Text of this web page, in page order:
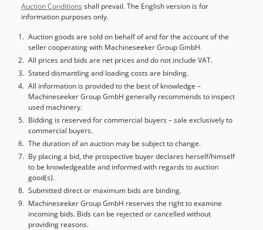
máquina: 9598 Fabricante: Ki-Heung Modelo: U1050
Comando: HeidenHain iTNC530 Ano de fabricação: 2014
Cabeçote automático A4, indexação 2,5 x 2,5 graus Curso X:
2500mm Curso Y: 1050mm Curso Z: 1600mm Comprimento
da mesa: 2700mm Largura da mesa: 900mm Capacidade
de carga da mesa: 10000kg Potência do spindle: 38kW
Velocidade do spindle: 4000rpm Porta-ferramentas:
50ISO/Bt/Mk Avanço eixo X: 16000mm/min Avanço eixo Y:
16000mm/min Avanço eixo Z: 16000mm/min Cabeça de
fresagem automática com indexação: 2,5 x 2,5°
Comprimento: 7000mm Largura: 6000mm Altura: 3440mm
Peso: 24000kg Djdpfxsy Ew Suo Anrjkr Nota: As
informações nesta página foram compiladas de acordo
com nosso melhor conhecimento e, sempre que possível,
obtidas do fabricante. Os dados são fornecidos de boa fé,
mas a precisão não pode ser garantida. Portanto, não
constituem uma oferta vinculativa ou condição contratual.
Recomendamos verificar todos os dados essenciais.
Auction Conditions shall prevail. The English version is for
information purposes only.
Auction goods are sold on behalf of and for the account of the
seller cooperating with Machineseeker Group GmbH.
All prices and bids are net prices and do not include VAT.
Stated dismantling and loading costs are binding.
All information is provided to the best of knowledge –
Machineseeker Group GmbH generally recommends to inspect
used machinery.
Bidding is reserved for commercial buyers – sale exclusively to
commercial buyers.
The duration of an auction may be subject to change.
By placing a bid, the prospective buyer declares herself/himself
to be knowledgeable and informed with regards to auction
good(s).
Submitted direct or maximum bids are binding.
Machineseeker Group GmbH reserves the right to examine
incoming bids. Bids can be rejected or cancelled without
providing reasons.